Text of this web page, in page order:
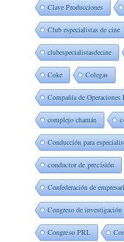
Clave Producciones
Club especialistas de cine
clubespecialistasdecine
Coke Colegas
Compañía de Operaciones
complejo chamán
Conducción para
conductor de precisión
Confederación de
Congreso de
Congreso PRL